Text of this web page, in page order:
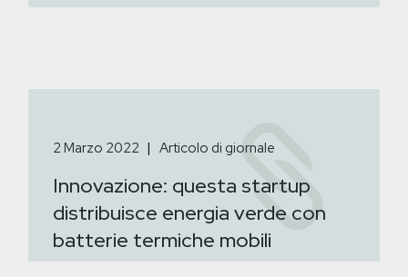
2 Marzo 2022 Articolo di giornale
Innovazione: questa startup
distribuisce energia verde con
batterie termiche mobili